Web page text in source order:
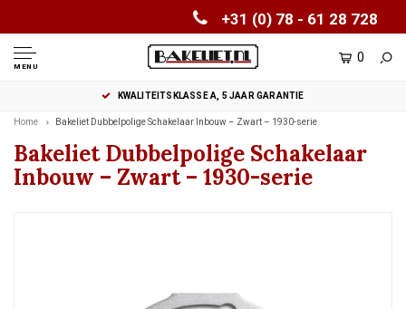
+31 (0) 78 - 61 28 728
MENU
0
KWALITEITSKLASSE A, 5 JAAR GARANTIE
Home Bakeliet Dubbelpolige Schakelaar Inbouw – Zwart – 1930-serie
Bakeliet Dubbelpolige Schakelaar
Inbouw – Zwart – 1930-serie